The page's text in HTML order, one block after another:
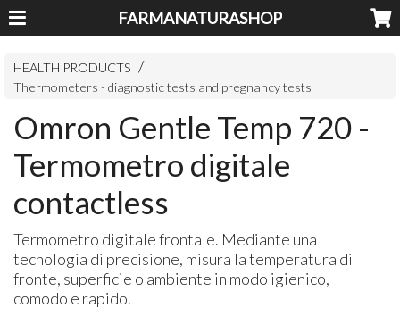
FARMANATURASHOP
HEALTH PRODUCTS
Thermometers - diagnostic tests and pregnancy tests
Omron Gentle Temp 720 -
Termometro digitale
contactless
Termometro digitale frontale. Mediante una
tecnologia di precisione, misura la temperatura di
fronte, superficie o ambiente in modo igienico,
comodo e rapido.